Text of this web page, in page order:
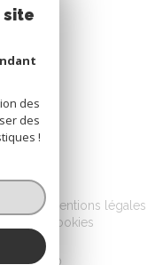
Mentions légales
Cookies
site
des
des
!